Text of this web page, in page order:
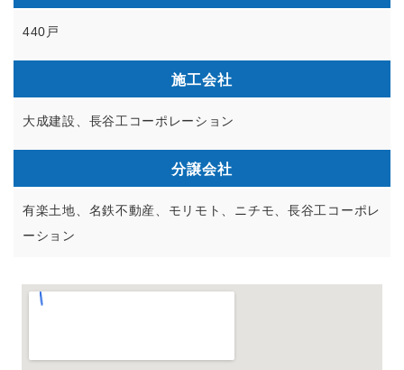
440戸
施工会社
大成建設、長谷工コーポレーション
分譲会社
有楽土地、名鉄不動産、モリモト、ニチモ、長谷工コーポレ
ーション